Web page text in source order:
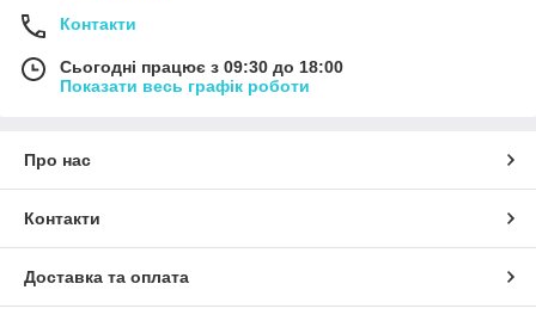
Контакти
Сьогодні працює з 09:30 до 18:00
Показати весь графік роботи
Про нас
Контакти
Доставка та оплата